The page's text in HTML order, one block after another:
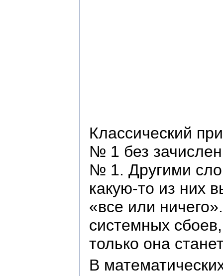
Классический
№ 1 без
№ 1. Другими
какую-то из них
«все или
системных
только она
В